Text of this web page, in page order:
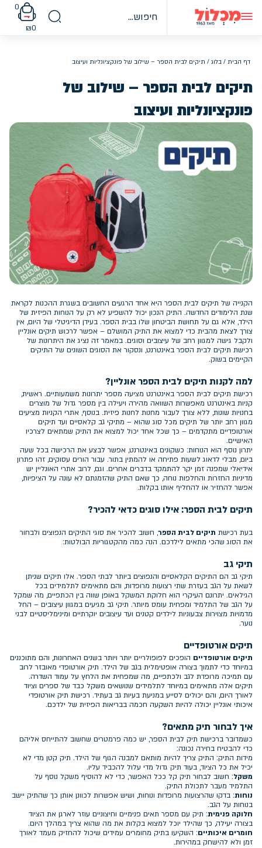
content
0
₪0
דף הבית / בלוג / תיקים לבית הספר – שילוב של פונקציונליות ועיצוב
תיקים לבית הספר – שילוב של
פונקציונליות ועיצוב
הקנייה של תיקים לבית הספר היא אחד הרגעים החשובים בשגרת ההכנות לקראת
שנת הלימודים החדשה. התיק הנכון יכול להשפיע לא רק על הנוחות הפיזית של
הילד, אלא גם על תחושת הביטחון שלו בבית הספר. בעידן הדיגיטלי של היום, אין
צורך לצאת מהבית כדי למצוא את התיק המושלם – אפשר לרכוש תיקים אונליין
ולקבל גישה למגוון רחב של עיצובים וסוגים. במאמר זה נציג את היתרונות של
רכישת תיקים לבית הספר באינטרנט, ונסקור את הסוגים השונים של התיקים
הקיימים בשוק.
למה לקנות תיקים לבית הספר אונליין?
רכישת תיקים לבית הספר באינטרנט מציעה מספר יתרונות משמעותיים. ראשית,
קניות באינטרנט מאפשרות השוואה מהירה ויעילה בין מספר גדול של מוצרים
בחנויות שונות, ללא צורך לעבור מחנות לחנות פיזית. בנוסף, אתרי הקניות מציעים
מגוון רחב יותר של תיקים מכל סוג שהוא – מתיקי גב קלאסיים ועד תיקים
אורטופדיים מתקדמים – כך שכל אחד יכול למצוא את התיק שמתאים לצרכיו
האישיים.
יתרון נוסף הוא הנוחות: כשקונים באינטרנט, אפשר לבצע את הרכישה בכל שעה
ביום, מבלי לדאוג לשעות פתיחה או להמתין בתור. עבור הורים עסוקים, זהו פתרון
אידיאלי שמפנה זמן יקר להתמקד בדברים אחרים. וגם, לרוב אתרי האונליין יש
מדיניות החזרות והחלפות נוחה, כך שאם התיק שהזמנתם לא עונה על הציפיות,
אפשר להחזיר או להחליף אותו בקלות.
תיקים לבית הספר: אילו סוגים כדאי להכיר?
בעת רכישת תיקים לבית הספר, חשוב להכיר את סוגי התיקים הנפוצים ולבחור
את הסוג שהכי מתאים לילדכם. הנה כמה מהקטגוריות הבולטות:
תיקי גב
תיקי גב הם התיקים הקלאסיים והנפוצים ביותר לבתי הספר. אלו תיקים שניתן
לשאת על הגב בעזרת שתי רצועות מרופדות, והם מתאימים לתלמידים בכל
הגילאים. יתרונם העיקרי הוא חלוקת המשקל באופן שווה בין הכתפיים, מה שמקל
על הגב של התלמיד ומפחית עומס מיותר. תיקי גב מגיעים במגוון עיצובים – החל
מדמויות מצוירות צבעוניות לילדים קטנים ועד עיצובים יוקרתיים ומינימליסטיים לבני
נוער.
תיקים אורטופדיים
תיקים אורטופדיים הופכים לפופולריים יותר ויותר בשנים האחרונות, והם מתוכננים
במיוחד כדי לתמוך בצורה אופטימלית בגב של הילד. תיק אורטופדי מאובזר לרוב
עם תמיכה מרופדת לגב ולכתפיים, מה שמפחית את הלחץ על עמוד השדרה.
תיקים אלה מתאימים במיוחד לתלמידים שנושאים משקל כבד של ספרים וציוד
לאורך היום, והם יכולים לסייע במניעת בעיות גב בעתיד. רכישת תיק אורטופדי
איכותי אונליין יכולה להיות השקעה חכמה בבריאות הפיזית של ילדכם.
איך לבחור תיק מתאים?
כשמדובר ברכישת תיק לבית הספר, יש כמה פרמטרים שחשוב להתייחס אליהם
כדי להבטיח בחירה נכונה:
מידות התיק: התיק צריך להיות מותאם למבנה הגוף של הילד. תיק קטן מדי לא
יכיל את כל הציוד, בעוד תיק גדול מדי עלול להכביד עליו.
משקל: חשוב לבחור תיק קל ככל האפשר, כדי לא להוסיף משקל נוסף על
התלמיד מעבר לתכולת התיק.
נוחות: בדקו שהרצועות מרופדות ונוחות, ושיש אפשרות לכוונן אותן כך שהתיק יישב
בנוחות על הגב.
חלוקה פנימית: תיק עם מספר תאים פנימיים וחיצוניים עוזר לארגן את הציוד
בצורה יעילה, כך שהילד יוכל למצוא בקלות את מה שהוא צריך במהלך היום.
חומרים איכותיים: השקיעו בתיק מחומרים עמידים שיכול להחזיק מעמד לאורך
זמן ולא להישחק במהירות.